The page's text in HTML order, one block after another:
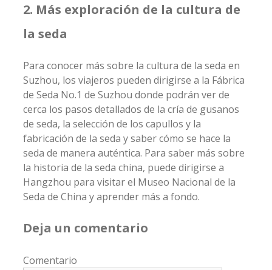
2. Más exploración de la cultura de
la seda
Para conocer más sobre la cultura de la seda en
Suzhou, los viajeros pueden dirigirse a la Fábrica
de Seda No.1 de Suzhou donde podrán ver de
cerca los pasos detallados de la cría de gusanos
de seda, la selección de los capullos y la
fabricación de la seda y saber cómo se hace la
seda de manera auténtica. Para saber más sobre
la historia de la seda china, puede dirigirse a
Hangzhou para visitar el Museo Nacional de la
Seda de China y aprender más a fondo.
Deja un comentario
Comentario